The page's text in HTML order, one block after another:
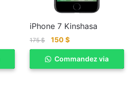
iPhone 7 Kinshasa
175$ 150 $
ACHETER
Commandez via